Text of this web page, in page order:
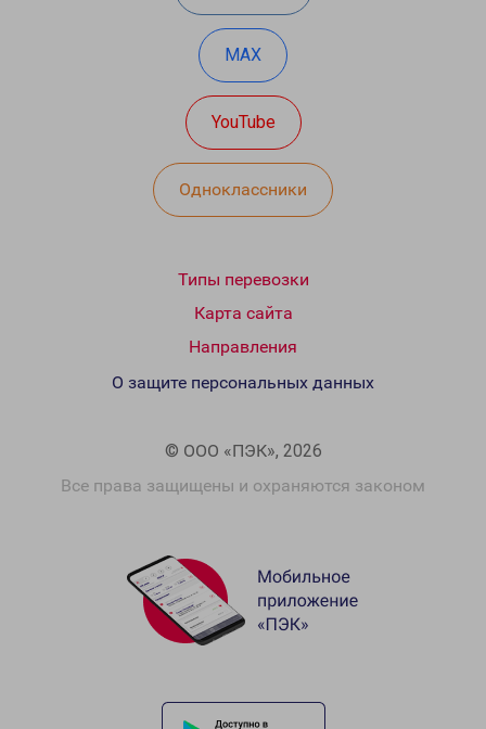
MAX
YouTube
Одноклассники
Типы перевозки
Карта сайта
Направления
© ООО «ПЭК», 2026
Все права защищены и охраняются законом
О защите персональных данных